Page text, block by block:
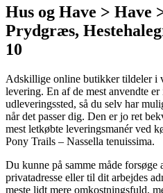
Hus og Have > Have
Prydgræs,
10
Adskillige online butikker tildeler i
levering. En af de mest anvendte
udleveringssted, så du selv har
når det passer dig. Den er jo ret
mest letkøbte leveringsmanér ved
Pony Trails – Nassella tenuissima.
Du kunne på samme måde forsøge
privatadresse eller til dit arbejdes
meste lidt mere omkostningsfuld,